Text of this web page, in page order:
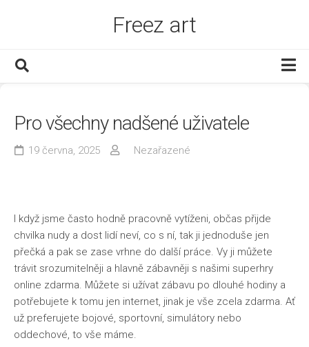
Freez art
Dům a byt
Finance
Www
Zábava
Zboží
Zdraví
Životní styl
Pro všechny nadšené uživatele
19 června, 2025 Nezařazené
I když jsme často hodně pracovně vytíženi, občas přijde
chvilka nudy a dost lidí neví, co s ní, tak ji jednoduše jen
přečká a pak se zase vrhne do další práce. Vy ji můžete
trávit srozumitelněji a hlavně zábavněji s našimi superhry
online zdarma. Můžete si užívat zábavu po dlouhé hodiny a
potřebujete k tomu jen internet, jinak je vše zcela zdarma. Ať
už preferujete bojové, sportovní, simulátory nebo
oddechové, to vše máme.